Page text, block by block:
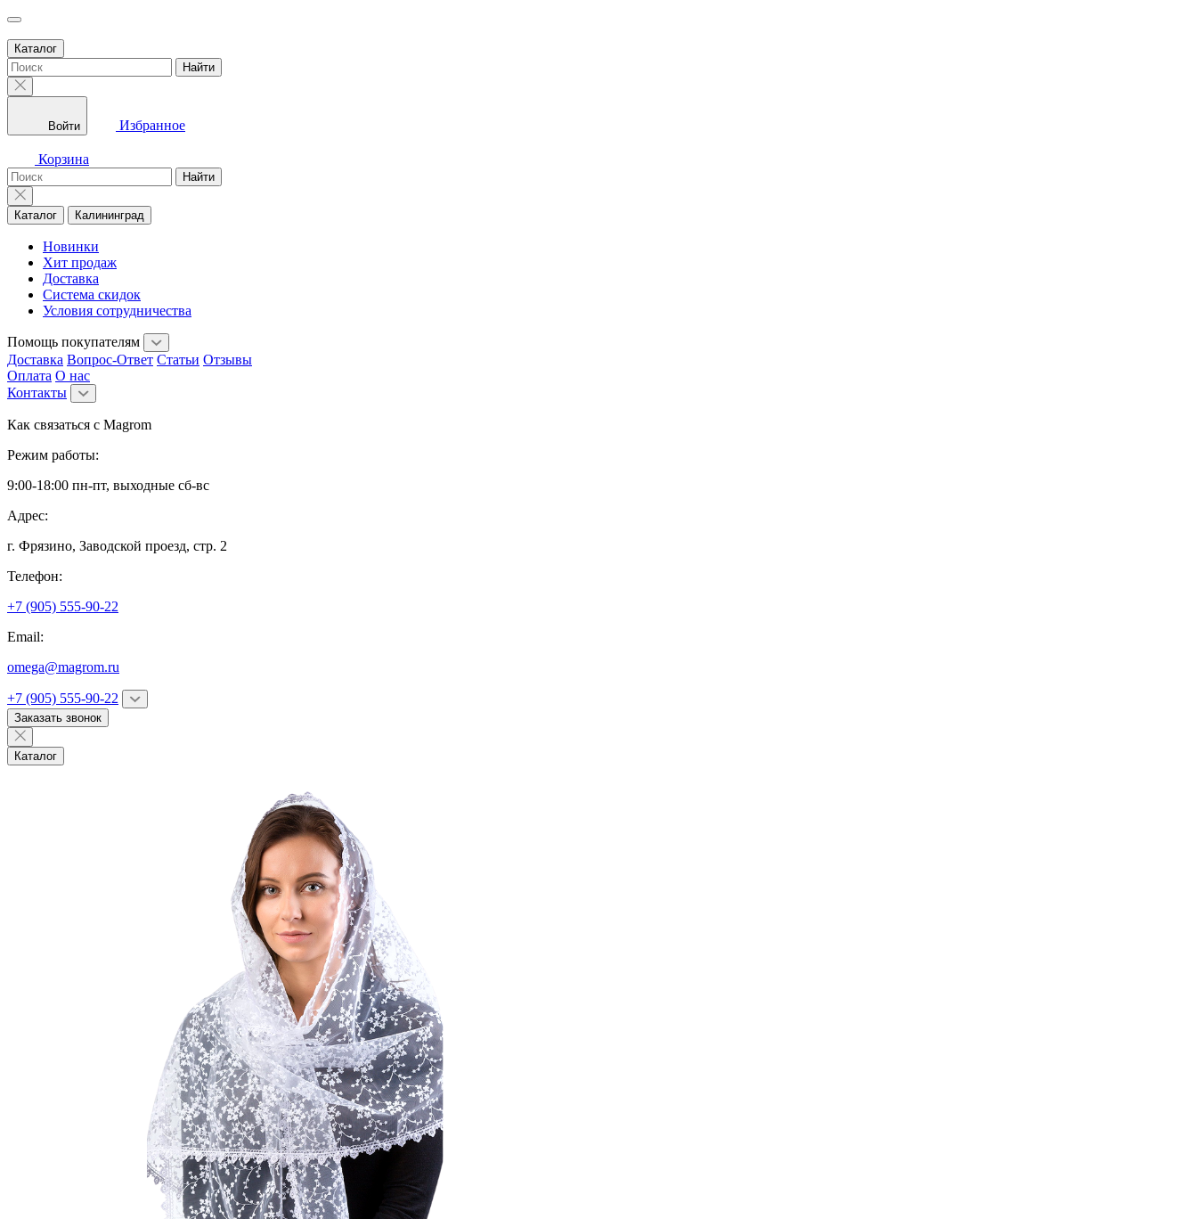
Каталог
Найти
Войти Избранное
Корзина
Найти
Каталог Калининград
Новинки
Хит продаж
Доставка
Система скидок
Условия сотрудничества
Помощь покупателям
Доставка Вопрос-Ответ Статьи Отзывы
Оплата О нас
Контакты
Как связаться с Magrom
Режим работы:
9:00-18:00 пн-пт, выходные сб-вс
Адрес:
г. Фрязино, Заводской проезд, стр. 2
Телефон:
+7 (905) 555-90-22
Email:
omega@magrom.ru
+7 (905) 555-90-22
Заказать звонок
Каталог